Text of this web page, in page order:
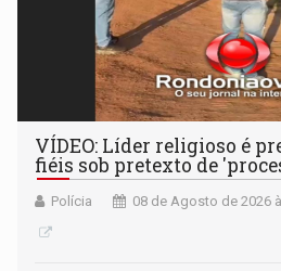
VÍDEO: Líder religioso é
fiéis sob pretexto de
Polícia 08 de Agosto de 2026